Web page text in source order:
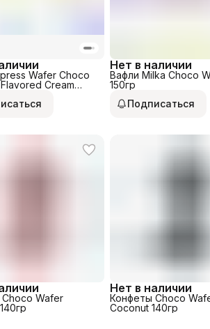
Wafer Choco
Cream
Нет в наличии
Вафли Milka Choco
150гр
Подписаться
Wafer
Нет в наличии
Конфеты Choco
Coconut 140гр